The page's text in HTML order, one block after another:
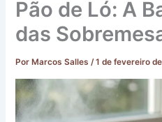
Pão de Ló: A
das
Por Marcos Salles/1 de fevereiro